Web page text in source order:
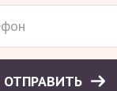
ОТПРАВИТЬ